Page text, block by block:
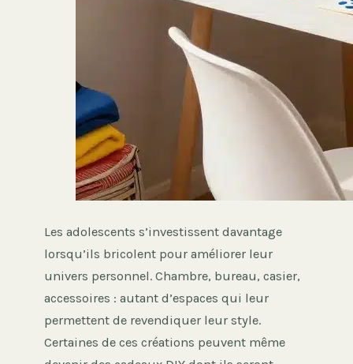
Les adolescents s’investissent davantage
lorsqu’ils bricolent pour améliorer leur
univers personnel. Chambre, bureau, casier,
accessoires : autant d’espaces qui leur
permettent de revendiquer leur style.
Certaines de ces créations peuvent même